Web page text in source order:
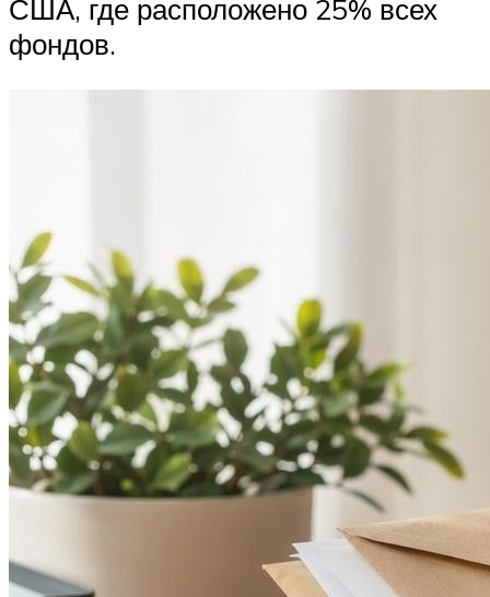
США, где расположено 25% всех
фондов.